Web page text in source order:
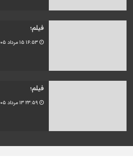
فیلم؛
۱۶:۵۳ ۱۵ مرداد ۱۴۰۵
فیلم؛
۲۳:۵۹ ۱۳ مرداد ۱۴۰۵